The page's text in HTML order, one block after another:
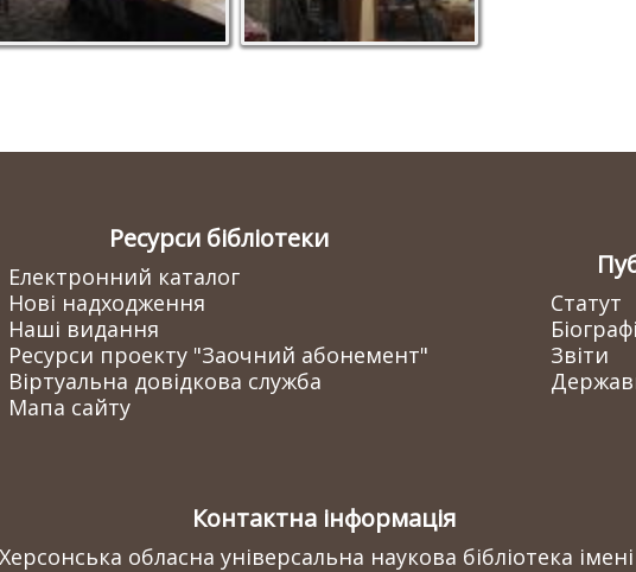
Ресурси бібліотеки
Електронний каталог
Нові надходження
Наші видання
Ресурси проекту "Заочний абонемент"
Віртуальна довідкова служба
Мапа сайту
Статут
Звіти
Контактна інформація
обласна універсальна наукова бібліотека